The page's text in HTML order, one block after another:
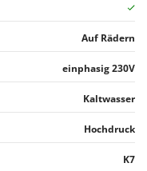
Auf Rädern
einphasig 230V
Kaltwasser
Hochdruck
K7